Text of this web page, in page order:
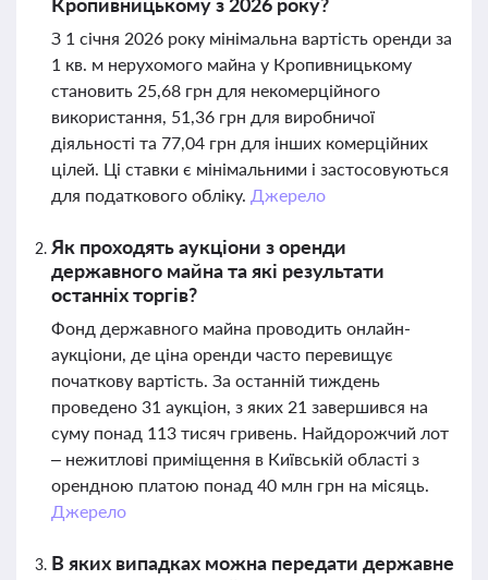
З 1 січня 2026 року мінімальна вартість оренди за
1 кв. м нерухомого майна у Кропивницькому
становить 25,68 грн для некомерційного
використання, 51,36 грн для виробничої
діяльності та 77,04 грн для інших комерційних
цілей. Ці ставки є мінімальними і застосовуються
для податкового обліку. Джерело
Як проходять аукціони з оренди
державного майна та які результати
останніх торгів?
Фонд державного майна проводить онлайн-
аукціони, де ціна оренди часто перевищує
початкову вартість. За останній тиждень
проведено 31 аукціон, з яких 21 завершився на
суму понад 113 тисяч гривень. Найдорожчий лот
– нежитлові приміщення в Київській області з
орендною платою понад 40 млн грн на місяць.
Джерело
В яких випадках можна передати державне